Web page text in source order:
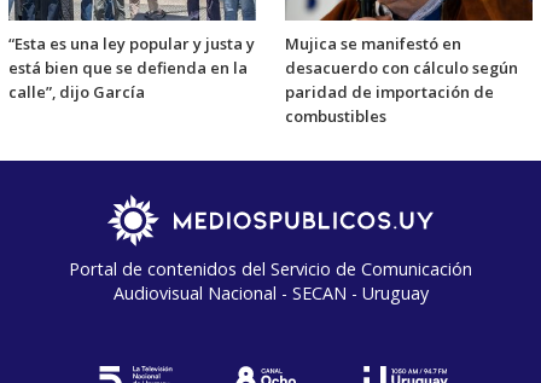
“Esta es una ley popular y justa y
está bien que se defienda en la
calle”, dijo García
Mujica se manifestó en
desacuerdo con cálculo según
paridad de importación de
combustibles
Portal de contenidos del Servicio de Comunicación
Audiovisual Nacional - SECAN - Uruguay